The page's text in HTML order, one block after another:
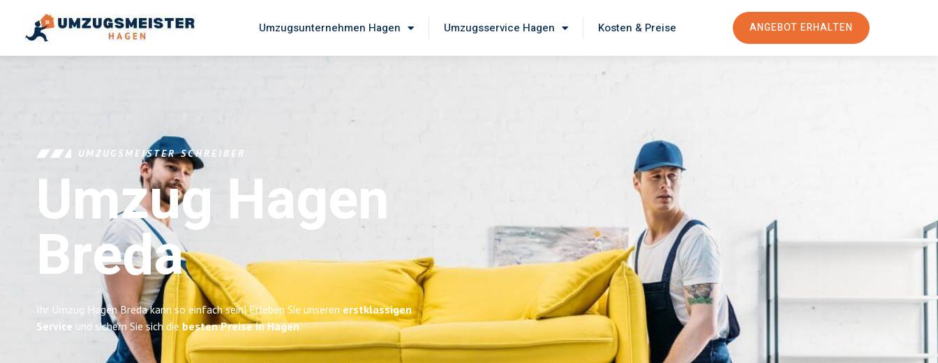
Umzugsunternehmen Hagen Umzugsservice Hagen Kosten & Preise ANGEBOT ERHALTEN
UMZUGSMEISTER SCHREIBER
Umzug Hagen
Breda
Ihr Umzug Hagen Breda kann so einfach sein! Erleben Sie unseren erstklassigen
Service und sichern Sie sich die besten Preise in Hagen.